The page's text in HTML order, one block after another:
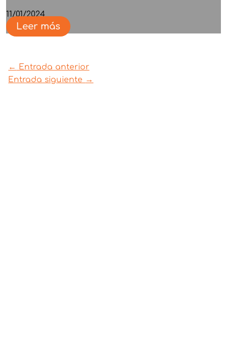
11/01/2024
Leer más
← Entrada anterior
Entrada siguiente →